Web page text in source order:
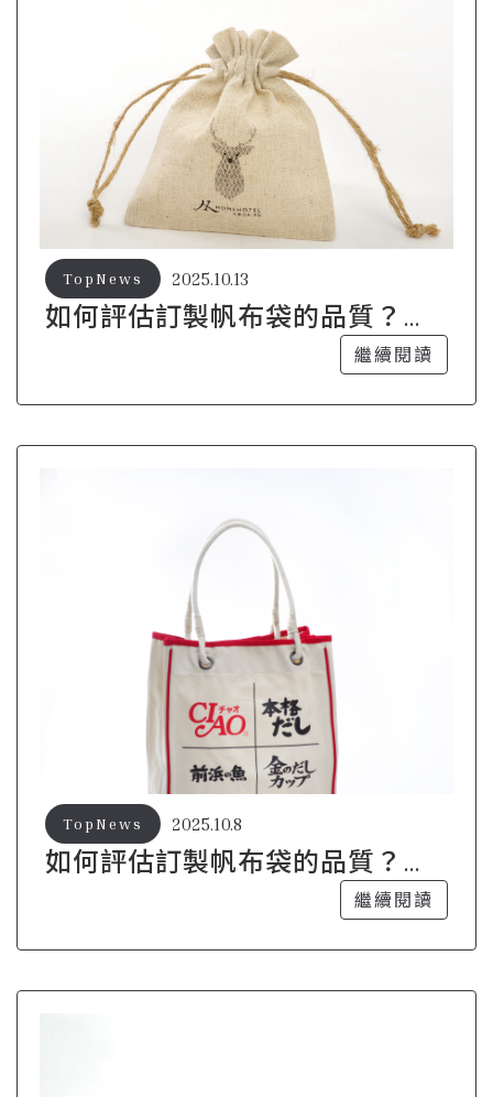
如何評估訂製帆布袋的品質？專
2025.10.13
TopNews
繼續閱讀
如何評估訂製帆布袋的品質？專
2025.10.8
TopNews
繼續閱讀